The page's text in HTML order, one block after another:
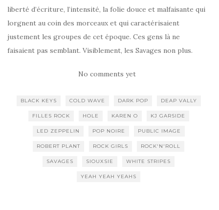
liberté d’écriture, l’intensité, la folie douce et malfaisante qui
lorgnent au coin des morceaux et qui caractérisaient
justement les groupes de cet époque. Ces gens là ne
faisaient pas semblant. Visiblement, les Savages non plus.
No comments yet
BLACK KEYS COLD WAVE DARK POP DEAP VALLY
FILLES ROCK HOLE KAREN O KJ GARSIDE
LED ZEPPELIN POP NOIRE PUBLIC IMAGE
ROBERT PLANT ROCK GIRLS ROCK'N'ROLL
SAVAGES SIOUXSIE WHITE STRIPES
YEAH YEAH YEAHS